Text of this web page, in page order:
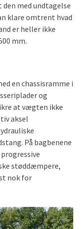
den med undtagelse
klare omtrent hvad
er heller ikke
mm.
en chassisramme i
og
at vægten ikke
aksel
På bagbenene
støddæmpere,
nok for